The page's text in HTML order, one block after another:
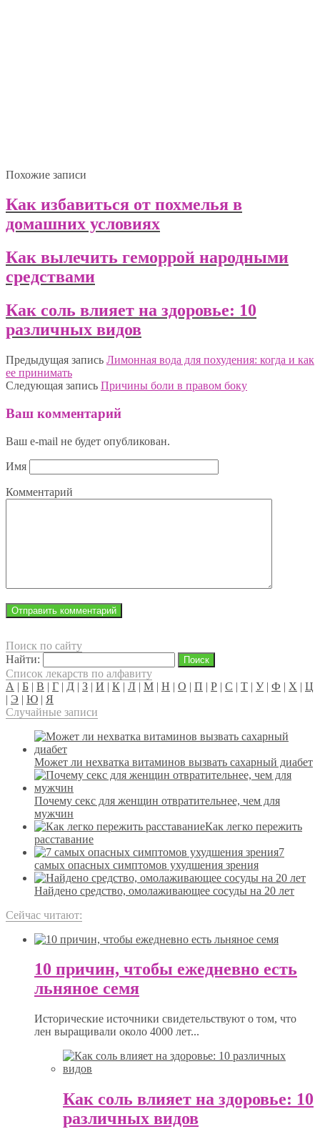
Похожие записи
Как избавиться от похмелья в
домашних условиях
Как вылечить геморрой народными
средствами
Как соль влияет на здоровье: 10
различных видов
Предыдущая запись Лимонная вода для похудения: когда и как
ее принимать
Следующая запись Причины боли в правом боку
Ваш комментарий
Ваш e-mail не будет опубликован.
Имя
Комментарий
Поиск по сайту
Найти:
Список лекарств по алфавиту
А | Б | В | Г | Д | З | И | К | Л | М | Н | О | П | Р | С | Т | У| Ф | Х | Ц
| Э | Ю | Я
Случайные записи
Может ли нехватка витаминов вызвать сахарный диабет
Почему секс для женщин отвратительнее, чем для
мужчин
Как легко пережить
расставание
7
самых опасных симптомов ухудшения зрения
Найдено средство, омолаживающее сосуды на 20 лет
Сейчас читают:
10 причин, чтобы ежедневно есть
льняное семя
Исторические источники свидетельствуют о том, что
лен выращивали около 4000 лет...
Как соль влияет на здоровье: 10
различных видов